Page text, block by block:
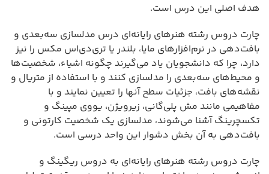
هدف اصلی این درس است.
چارت دروس رشته هنرهای رایانه‌ای درس مدلسازی سه‌بعدی و
بافت‌دهی در نرم‌افزارهای مایا، بلندر یا تری‌دی‌اس مکس را نیز
دارد، چرا که دانشجویان یاد می‌گیرند چگونه اشیاء، شخصیت‌ها
و محیط‌های سه‌بعدی را مدلسازی کنند و با استفاده از متریال و
نقشه‌های بافت، جزئیات سطح آنها را تعیین نمایند و با
مفاهیمی مانند مش پلی‌گانی، زیرویژن، یووی مپینگ و
تکسچرینگ آشنا می‌شوند، مدلسازی یک شخصیت کارتونی و
بافت‌دهی به آن بخش دشوار این واحد درسی است.
چارت دروس رشته هنرهای رایانه‌ای به دروس ریگینگ و